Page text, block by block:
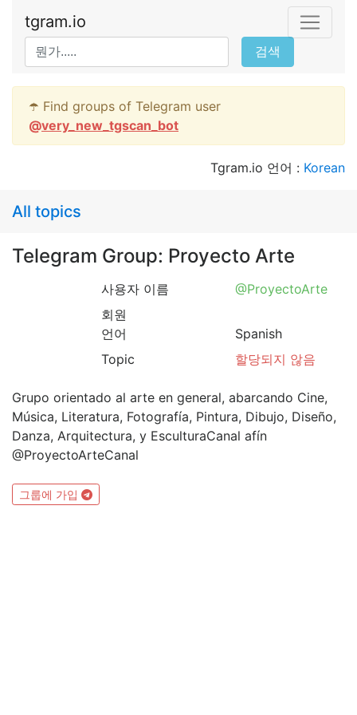
tgram.io
검색
☂️ Find groups of Telegram user
@very_new_tgscan_bot
Tgram.io 언어 : Korean
All topics
Telegram Group: Proyecto Arte
사용자 이름
@ProyectoArte
회원
언어
Spanish
Topic
할당되지 않음
Grupo orientado al arte en general, abarcando Cine,
Música, Literatura, Fotografía, Pintura, Dibujo, Diseño,
Danza, Arquitectura, y EsculturaCanal afín
@ProyectoArteCanal
그룹에 가입